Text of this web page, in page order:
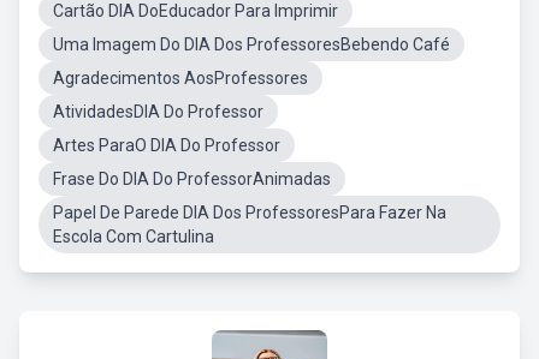
Cartão DIA DoEducador Para Imprimir
Uma Imagem Do DIA Dos ProfessoresBebendo Café
Agradecimentos AosProfessores
AtividadesDIA Do Professor
Artes ParaO DIA Do Professor
Frase Do DIA Do ProfessorAnimadas
Papel De Parede DIA Dos ProfessoresPara Fazer Na
Escola Com Cartulina